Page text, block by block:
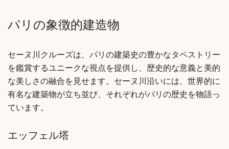
パリの象徴的建造物
セーヌ川クルーズは、パリの建築史の豊かなタペストリー
を鑑賞するユニークな視点を提供し、歴史的な意義と美的
な美しさの融合を見せます。セーヌ川沿いには、世界的に
有名な建築物が立ち並び、それぞれがパリの歴史を物語っ
ています。
エッフェル塔